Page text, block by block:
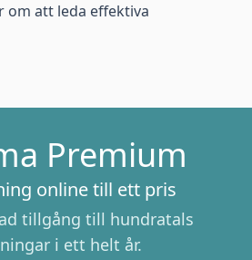
om att leda effektiva
Premium
online till ett pris
tillgång till hundratals
i ett helt år.